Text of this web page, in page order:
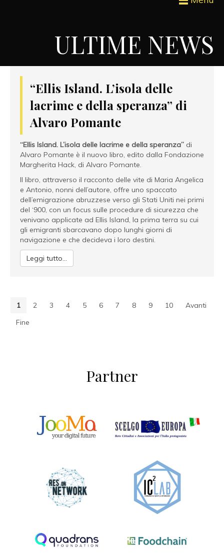
ULTIME NEWS
“Ellis Island. L’isola delle
lacrime e della speranza” di
Alvaro Pomante
“Ellis Island. L’isola delle lacrime e della speranza” di
Alvaro Pomante è il nuovo libro, edito dalla Fondazione
Margherita Hack, di Alvaro Pomante.
Il libro, attraverso il racconto delle vite di Maria Angelica
e Antonio, nonni dell’autore, offre uno spaccato
dell’emigrazione abruzzese verso gli Stati Uniti nei primi
del ‘900, con un focus sulle procedure di sicurezza che
venivano applicate ad Ellis Island, la prima terra su cui
gli emigranti sbarcavano dopo lunghi giorni di
navigazione e che decideva i loro destini.
Leggi tutto...
1 2 3 4 5 6 7 8 9 10
Avanti
Fine
Partner